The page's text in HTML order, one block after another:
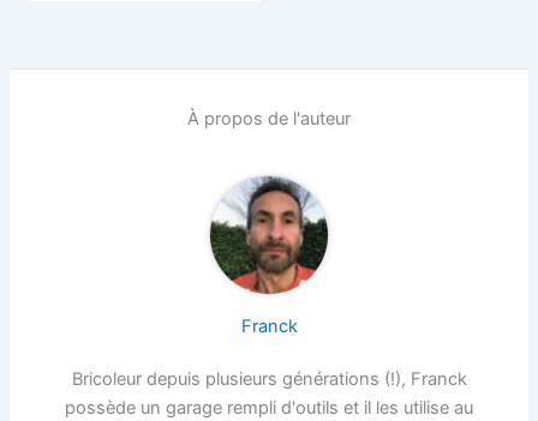
À propos de l'auteur
Franck
Bricoleur depuis plusieurs générations (!), Franck
possède un garage rempli d'outils et il les utilise au